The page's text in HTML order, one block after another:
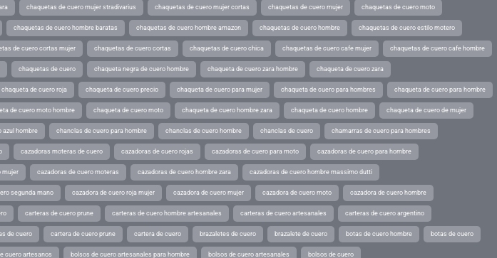
chaquetas de cuero mujer stradivarius chaquetas de cuero mujer cortas chaquetas de cuero mujer chaquetas de cuero moto
chaquetas de cuero hombre baratas chaquetas de cuero hombre amazon chaquetas de cuero hombre chaquetas de cuero estilo motero
de cuero cortas mujer chaquetas de cuero cortas chaquetas de cuero chica chaquetas de cuero cafe mujer chaquetas de cuero cafe hombre
chaquetas de cuero chaqueta negra de cuero hombre chaqueta de cuero zara hombre chaqueta de cuero zara
chaqueta de cuero roja chaqueta de cuero precio chaqueta de cuero para mujer chaqueta de cuero para hombres chaqueta de cuero para hombre
de cuero moto hombre chaqueta de cuero moto chaqueta de cuero hombre zara chaqueta de cuero hombre chaqueta de cuero de mujer
azul hombre chanclas de cuero para hombre chanclas de cuero hombre chanclas de cuero chamarras de cuero para hombres
cazadoras moteras de cuero cazadoras de cuero rojas cazadoras de cuero para moto cazadoras de cuero para hombre
mujer cazadoras de cuero moteras cazadoras de cuero hombre zara cazadoras de cuero hombre massimo dutti
segunda mano cazadora de cuero roja mujer cazadora de cuero mujer cazadora de cuero moto cazadora de cuero hombre
carteras de cuero prune carteras de cuero hombre artesanales carteras de cuero artesanales carteras de cuero argentino
de cuero cartera de cuero prune cartera de cuero brazaletes de cuero brazalete de cuero botas de cuero hombre botas de cuero
cuero artesanos bolsos de cuero artesanales para hombre bolsos de cuero artesanales bolsos de cuero